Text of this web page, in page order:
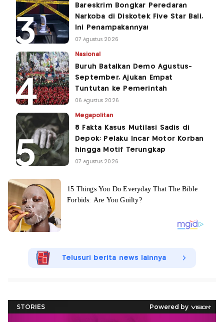
Bareskrim Bongkar Peredaran
Narkoba di Diskotek Five Star Bali,
Ini Penampakannya!
07 Agustus 2026
Nasional
Buruh Batalkan Demo Agustus-
September, Ajukan Empat
Tuntutan ke Pemerintah
06 Agustus 2026
Megapolitan
8 Fakta Kasus Mutilasi Sadis di
Depok: Pelaku Incar Motor Korban
hingga Motif Terungkap
07 Agustus 2026
Telusuri berita news lainnya